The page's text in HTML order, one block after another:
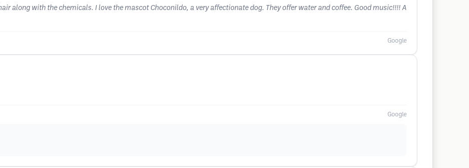
along with the chemicals. I love the mascot Choconildo, a very affectionate dog. They offer water and coffee. Good music!!!! A
Google
Google